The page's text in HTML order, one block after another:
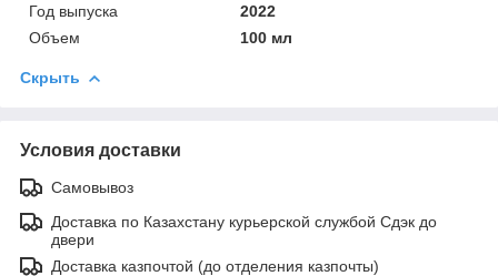
Год выпуска
2022
Объем
100 мл
Скрыть
Условия доставки
Самовывоз
Доставка по Казахстану курьерской службой Сдэк до
двери
Доставка казпочтой (до отделения казпочты)